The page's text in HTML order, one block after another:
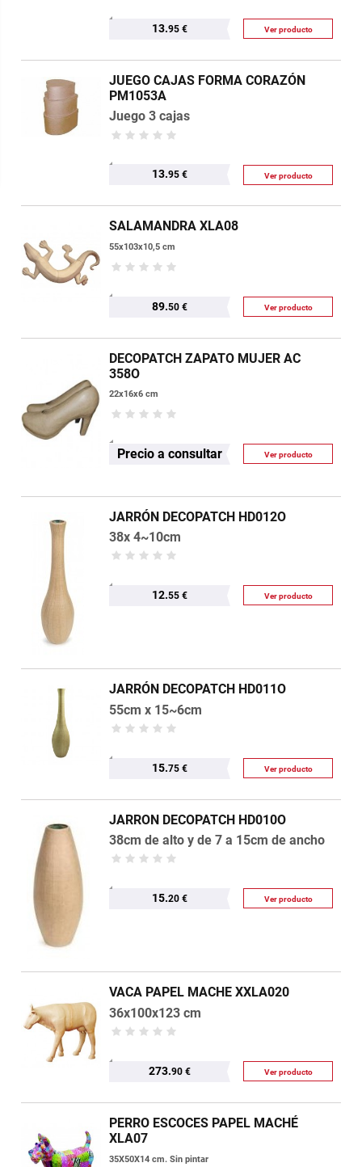
13.95 € Ver producto
JUEGO CAJAS FORMA CORAZÓN
PM1053A
Juego 3 cajas
13.95 € Ver producto
SALAMANDRA XLA08
55x103x10,5 cm
89.50 € Ver producto
DECOPATCH ZAPATO MUJER AC
358O
22x16x6 cm
Precio a consultar Ver producto
JARRÓN DECOPATCH HD012O
38x 4~10cm
12.55 € Ver producto
JARRÓN DECOPATCH HD011O
55cm x 15~6cm
15.75 € Ver producto
JARRON DECOPATCH HD010O
38cm de alto y de 7 a 15cm de ancho
15.20 € Ver producto
VACA PAPEL MACHE XXLA020
36x100x123 cm
273.90 € Ver producto
PERRO ESCOCES PAPEL MACHÉ
XLA07
35X50X14 cm. Sin pintar